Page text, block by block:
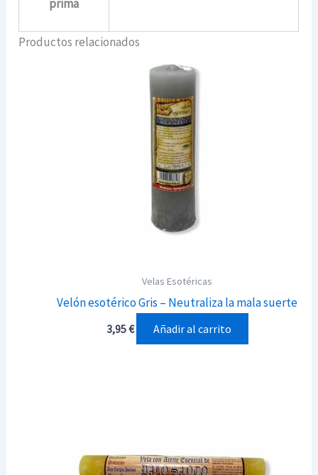
prima
Productos relacionados
Velas Esotéricas
Velón esotérico Gris – Neutraliza la mala suerte
3,95€ Añadir al carrito